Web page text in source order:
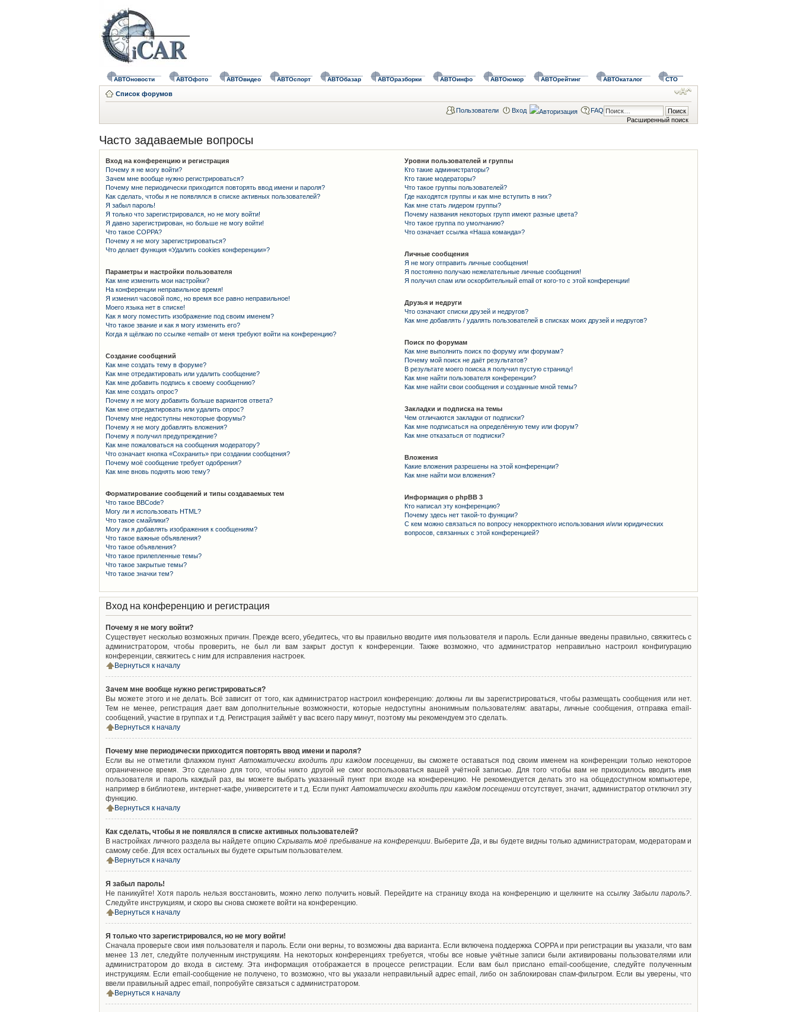
АВТОновости АВТОфото АВТОвидео АВТОспорт АВТОбазар АВТОразборки АВТОинфо АВТОюмор АВТОрейтинг АВТОкаталог СТО
Список форумов
Расширенный поиск
Пользователи Вход FAQ
Часто задаваемые вопросы
Вход на конференцию и регистрация
Почему я не могу войти?
Зачем мне вообще нужно регистрироваться?
Почему мне периодически приходится повторять ввод имени и пароля?
Как сделать, чтобы я не появлялся в списке активных пользователей?
Я забыл пароль!
Я только что зарегистрировался, но не могу войти!
Я давно зарегистрирован, но больше не могу войти!
Что такое COPPA?
Почему я не могу зарегистрироваться?
Что делает функция «Удалить cookies конференции»?
Параметры и настройки пользователя
Как мне изменить мои настройки?
На конференции неправильное время!
Я изменил часовой пояс, но время все равно неправильное!
Моего языка нет в списке!
Как я могу поместить изображение под своим именем?
Что такое звание и как я могу изменить его?
Когда я щёлкаю по ссылке «email» от меня требуют войти на конференцию?
Создание сообщений
Как мне создать тему в форуме?
Как мне отредактировать или удалить сообщение?
Как мне добавить подпись к своему сообщению?
Как мне создать опрос?
Почему я не могу добавить больше вариантов ответа?
Как мне отредактировать или удалить опрос?
Почему мне недоступны некоторые форумы?
Почему я не могу добавлять вложения?
Почему я получил предупреждение?
Как мне пожаловаться на сообщения модератору?
Что означает кнопка «Сохранить» при создании сообщения?
Почему моё сообщение требует одобрения?
Как мне вновь поднять мою тему?
Форматирование сообщений и типы создаваемых тем
Что такое BBCode?
Могу ли я использовать HTML?
Что такое смайлики?
Могу ли я добавлять изображения к сообщениям?
Что такое важные объявления?
Что такое объявления?
Что такое прилепленные темы?
Что такое закрытые темы?
Что такое значки тем?
Уровни пользователей и группы
Кто такие администраторы?
Кто такие модераторы?
Что такое группы пользователей?
Где находятся группы и как мне вступить в них?
Как мне стать лидером группы?
Почему названия некоторых групп имеют разные цвета?
Что такое группа по умолчанию?
Что означает ссылка «Наша команда»?
Личные сообщения
Я не могу отправить личные сообщения!
Я постоянно получаю нежелательные личные сообщения!
Я получил спам или оскорбительный email от кого-то с этой конференции!
Друзья и недруги
Что означают списки друзей и недругов?
Как мне добавлять / удалять пользователей в списках моих друзей и недругов?
Поиск по форумам
Как мне выполнить поиск по форуму или форумам?
Почему мой поиск не даёт результатов?
В результате моего поиска я получил пустую страницу!
Как мне найти пользователя конференции?
Как мне найти свои сообщения и созданные мной темы?
Закладки и подписка на темы
Чем отличаются закладки от подписки?
Как мне подписаться на определённую тему или форум?
Как мне отказаться от подписки?
Вложения
Какие вложения разрешены на этой конференции?
Как мне найти мои вложения?
Информация о phpBB 3
Кто написал эту конференцию?
Почему здесь нет такой-то функции?
С кем можно связаться по вопросу некорректного использования и/или юридических
вопросов, связанных с этой конференцией?
Вход на конференцию и регистрация
Почему я не могу войти?
Существует несколько возможных причин. Прежде всего, убедитесь, что вы правильно вводите имя пользователя и пароль. Если данные введены правильно, свяжитесь с
администратором, чтобы проверить, не был ли вам закрыт доступ к конференции. Также возможно, что администратор неправильно настроил конфигурацию
конференции, свяжитесь с ним для исправления настроек.
Вернуться к началу
Зачем мне вообще нужно регистрироваться?
Вы можете этого и не делать. Всё зависит от того, как администратор настроил конференцию: должны ли вы зарегистрироваться, чтобы размещать сообщения или нет.
Тем не менее, регистрация дает вам дополнительные возможности, которые недоступны анонимным пользователям: аватары, личные сообщения, отправка email-
сообщений, участие в группах и т.д. Регистрация займёт у вас всего пару минут, поэтому мы рекомендуем это сделать.
Вернуться к началу
Почему мне периодически приходится повторять ввод имени и пароля?
Если вы не отметили флажком пунктАвтоматически входить при каждом посещении, вы сможете оставаться под своим именем на конференции только некоторое
ограниченное время. Это сделано для того, чтобы никто другой не смог воспользоваться вашей учётной записью. Для того чтобы вам не приходилось вводить имя
пользователя и пароль каждый раз, вы можете выбрать указанный пункт при входе на конференцию. Не рекомендуется делать это на общедоступном компьютере,
например в библиотеке, интернет-кафе, университете и т.д. Если пунктАвтоматически входить при каждом посещенииотсутствует, значит, администратор отключил эту
функцию.
Вернуться к началу
Как сделать, чтобы я не появлялся в списке активных пользователей?
В настройках личного раздела вы найдете опцию Скрывать моё пребывание на конференции. ВыберитеДа, и вы будете видны только администраторам, модераторам и
самому себе. Для всех остальных вы будете скрытым пользователем.
Вернуться к началу
Я забыл пароль!
Не паникуйте! Хотя пароль нельзя восстановить, можно легко получить новый. Перейдите на страницу входа на конференцию и щелкните на ссылку Забыли пароль?.
Следуйте инструкциям, и скоро вы снова сможете войти на конференцию.
Вернуться к началу
Я только что зарегистрировался, но не могу войти!
Сначала проверьте свои имя пользователя и пароль. Если они верны, то возможны два варианта. Если включена поддержка COPPA и при регистрации вы указали, что вам
менее 13 лет, следуйте полученным инструкциям. На некоторых конференциях требуется, чтобы все новые учётные записи были активированы пользователями или
администратором до входа в систему. Эта информация отображается в процессе регистрации. Если вам был прислано email-сообщение, следуйте полученным
инструкциям. Если email-сообщение не получено, то возможно, что вы указали неправильный адрес email, либо он заблокирован спам-фильтром. Если вы уверены, что
ввели правильный адрес email, попробуйте связаться с администратором.
Вернуться к началу